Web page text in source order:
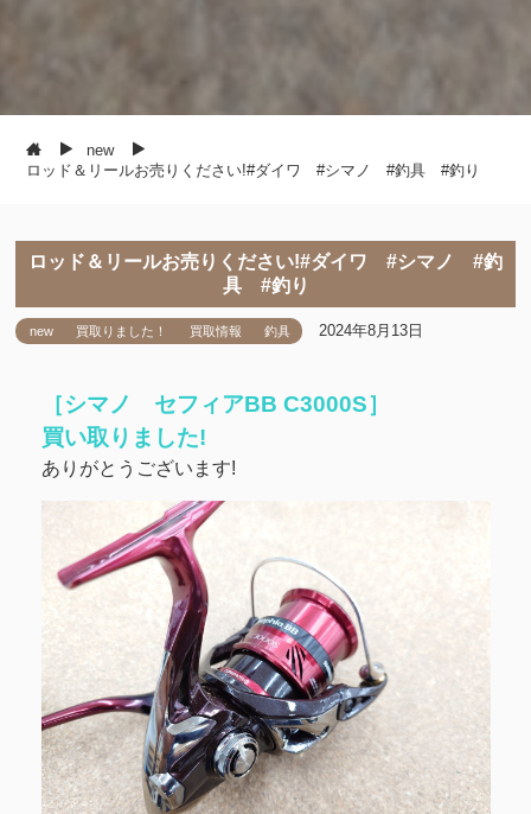
new
ロッド＆リールお売りください!#ダイワ #シマノ #釣具 #釣り
ロッド＆リールお売りください!#ダイワ #シマノ #釣
具 #釣り
new 買取りました！ 買取情報 釣具 2024年8月13日
［シマノ セフィアBB C3000S］
買い取りました!
ありがとうございます!